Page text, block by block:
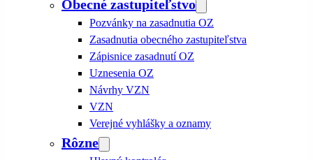
Obecné zastupiteľstvo
Pozvánky na zasadnutia OZ
Zasadnutia obecného zastupiteľstva
Zápisnice zasadnutí OZ
Uznesenia OZ
Návrhy VZN
VZN
Verejné vyhlášky a oznamy
Rôzne